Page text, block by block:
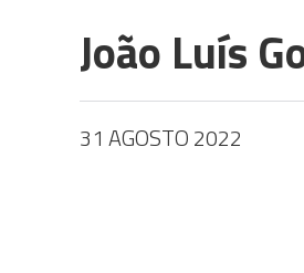
João Luís
31 AGOSTO 2022